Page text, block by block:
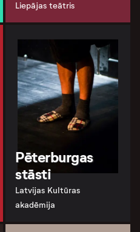
Liepājas teātris
Pēterburgas
stāsti
Latvijas Kultūras
akadēmija